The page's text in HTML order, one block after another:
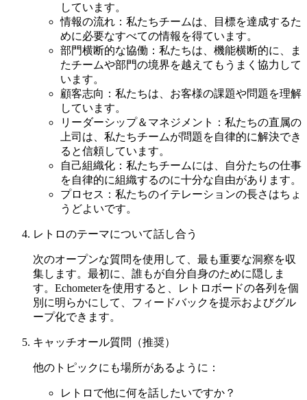
しています。
情報の流れ：私たちチームは、目標を達成するた
めに必要なすべての情報を得ています。
部門横断的な協働：私たちは、機能横断的に、ま
たチームや部門の境界を越えてもうまく協力して
います。
顧客志向：私たちは、お客様の課題や問題を理解
しています。
リーダーシップ＆マネジメント：私たちの直属の
上司は、私たちチームが問題を自律的に解決でき
ると信頼しています。
自己組織化：私たちチームには、自分たちの仕事
を自律的に組織するのに十分な自由があります。
プロセス：私たちのイテレーションの長さはちょ
うどよいです。
レトロのテーマについて話し合う
次のオープンな質問を使用して、最も重要な洞察を収
集します。最初に、誰もが自分自身のために隠しま
す。Echometerを使用すると、レトロボードの各列を個
別に明らかにして、フィードバックを提示およびグル
ープ化できます。
キャッチオール質問（推奨）
他のトピックにも場所があるように：
レトロで他に何を話したいですか？